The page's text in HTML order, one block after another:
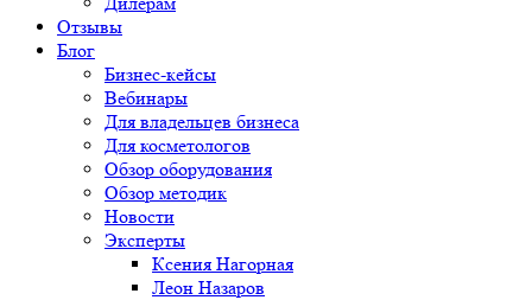
Отзывы
Блог
Бизнес-кейсы
Вебинары
Для владельцев бизнеса
Для косметологов
Обзор оборудования
Обзор методик
Новости
Эксперты
Ксения Нагорная
Леон Назаров